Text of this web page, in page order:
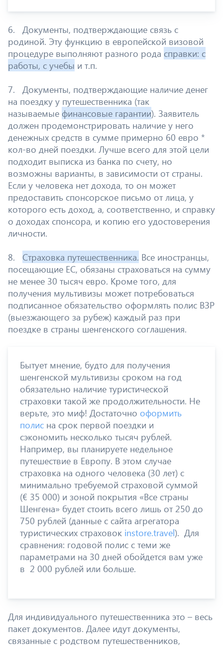
6. Документы, подтверждающие связь с
родиной. Эту функцию в европейской визовой
процедуре выполняют разного рода справки: с
работы, с учебы и т.п.
7. Документы, подтверждающие наличие денег
на поездку у путешественника (так
называемые финансовые гарантии). Заявитель
должен продемонстрировать наличие у него
денежных средств в сумме примерно 60 евро *
кол-во дней поездки. Лучше всего для этой цели
подходит выписка из банка по счету, но
возможны варианты, в зависимости от страны.
Если у человека нет дохода, то он может
предоставить спонсорское письмо от лица, у
которого есть доход, а, соответственно, и справку
о доходах спонсора, и копию его удостоверения
личности.
8. Страховка путешественника. Все иностранцы,
посещающие ЕС, обязаны страховаться на сумму
не менее 30 тысяч евро. Кроме того, для
получения мультивизы может потребоваться
подписанное обязательство оформлять полис ВЗР
(выезжающего за рубеж) каждый раз при
поездке в страны шенгенского соглашения.
Бытует мнение, будто для получения
шенгенской мультивизы сроком на год
обязательно наличие туристической
страховки такой же продолжительности. Не
верьте, это миф! Достаточно оформить
полис на срок первой поездки и
сэкономить несколько тысяч рублей.
Например, вы планируете недельное
путешествие в Европу. В этом случае
страховка на одного человека (30 лет) с
минимально требуемой страховой суммой
(€ 35 000) и зоной покрытия «Все страны
Шенгена» будет стоить всего лишь от 250 до
750 рублей (данные с сайта агрегатора
туристических страховок instore.travel). Для
сравнения: годовой полис с теми же
параметрами на 30 дней обойдется вам уже
в 2 000 рублей или больше.
Для индивидуального путешественника это – весь
пакет документов. Далее идут документы,
связанные с родством путешественников,